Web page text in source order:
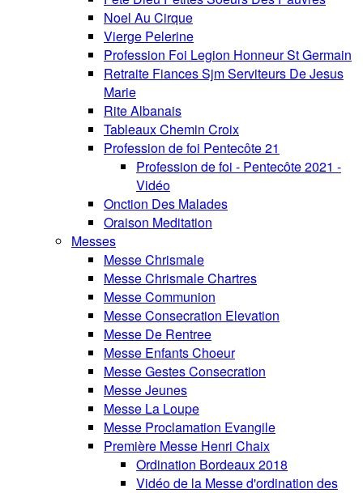
Noel Au Cirque
Vierge Pelerine
Profession Foi Legion Honneur St Germain
Retraite Fiances Sjm Serviteurs De Jesus
Marie
Rite Albanais
Tableaux Chemin Croix
Profession de foi Pentecôte 21
Profession de foi - Pentecôte 2021 -
Vidéo
Onction Des Malades
Oraison Meditation
Messes
Messe Chrismale
Messe Chrismale Chartres
Messe Communion
Messe Consecration Elevation
Messe De Rentree
Messe Enfants Choeur
Messe Gestes Consecration
Messe Jeunes
Messe La Loupe
Messe Proclamation Evangile
Première Messe Henri Chaix
Ordination Bordeaux 2018
Vidéo de la Messe d'ordination des